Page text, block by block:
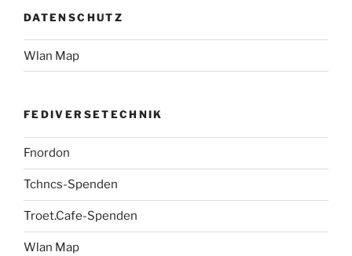
DATENSCHUTZ
Wlan Map
FEDIVERSETECHNIK
Fnordon
Tchncs-Spenden
Troet.Cafe-Spenden
Wlan Map